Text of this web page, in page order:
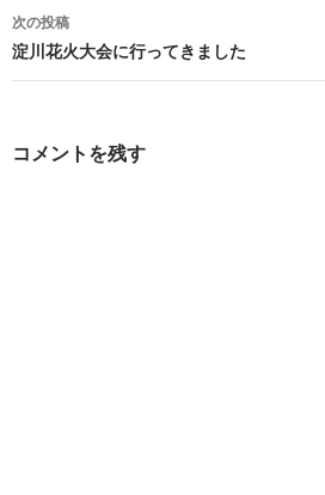
ナ
ビ
ゲ
次の投稿
淀川花火大会に行ってきました
コメントを残す